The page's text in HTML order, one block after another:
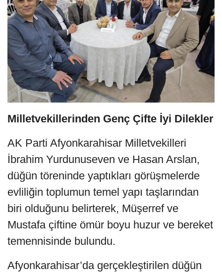
Milletvekillerinden Genç Çifte İyi Dilekler
AK Parti Afyonkarahisar Milletvekilleri
İbrahim Yurdunuseven ve Hasan Arslan,
düğün töreninde yaptıkları görüşmelerde
evliliğin toplumun temel yapı taşlarından
biri olduğunu belirterek, Müşerref ve
Mustafa çiftine ömür boyu huzur ve bereket
temennisinde bulundu.
Afyonkarahisar’da gerçekleştirilen düğün